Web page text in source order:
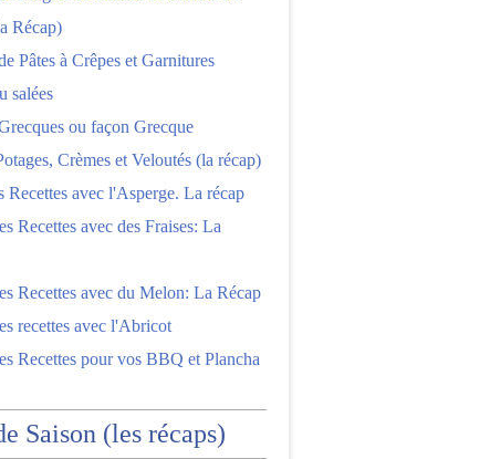
Récap)
Pâtes à Crêpes et Garnitures
salées
ou façon Grecque
Crèmes et Veloutés (la récap)
Recettes avec l'Asperge. La récap
Recettes avec des Fraises: La
Recettes avec du Melon: La Récap
recettes avec l'Abricot
Recettes pour vos BBQ et Plancha
Saison (les récaps)